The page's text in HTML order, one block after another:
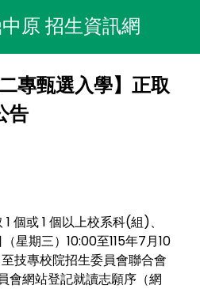
原 招生資訊網
專甄選入學】正取
告
個或 1 個以上校系科(組)、
星期三）10:00至115年7月10
技專校院招生委員會聯合會
會網站登記就讀志願序（網